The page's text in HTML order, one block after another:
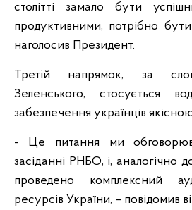
столітті замало бути
продуктивними, потрібно
наголосив Президент.
Третій напрямок, за
Зеленського, стосується
забезпечення українців
- Це питання ми
засіданні РНБО, і, аналогічно
проведено комплексний
ресурсів України, – повідомив